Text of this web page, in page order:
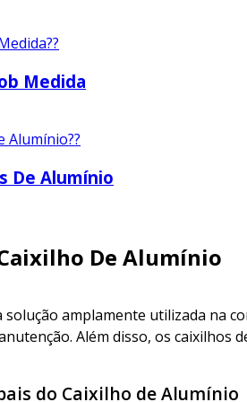
Medida
De Alumínio
De Alumínio
amplamente utilizada na
Além disso, os
do Caixilho de Alumínio